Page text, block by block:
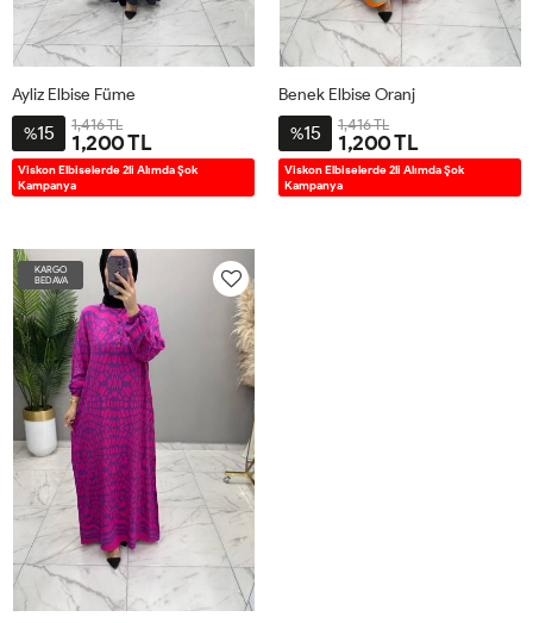
1BD38-
40
2BD42-
44
3BD46-
48
4BD50-
52
5BD54-
56
Ayliz Elbise Füme
%15 1,416 TL
1,200 TL
Viskon Elbiselerde 2li Alımda Şok
Kampanya
38-
40
46-
48
42-
44
50-
52
Benek Elbise Oranj
%15 1,416 TL
1,200 TL
Viskon Elbiselerde 2li Alımda Şok
Kampanya
KARGO
BEDAVA